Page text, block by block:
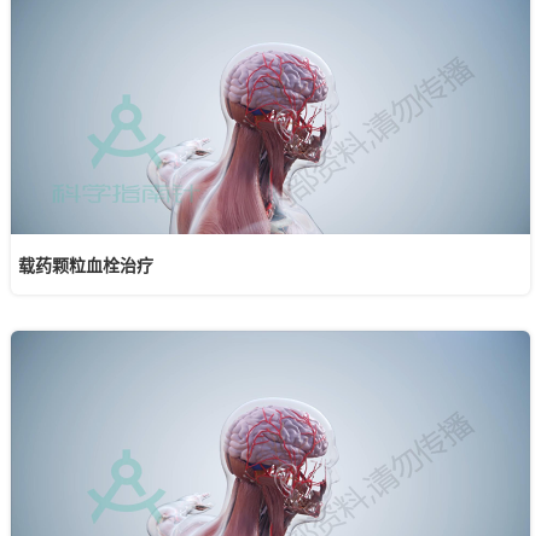
载药颗粒血栓治疗